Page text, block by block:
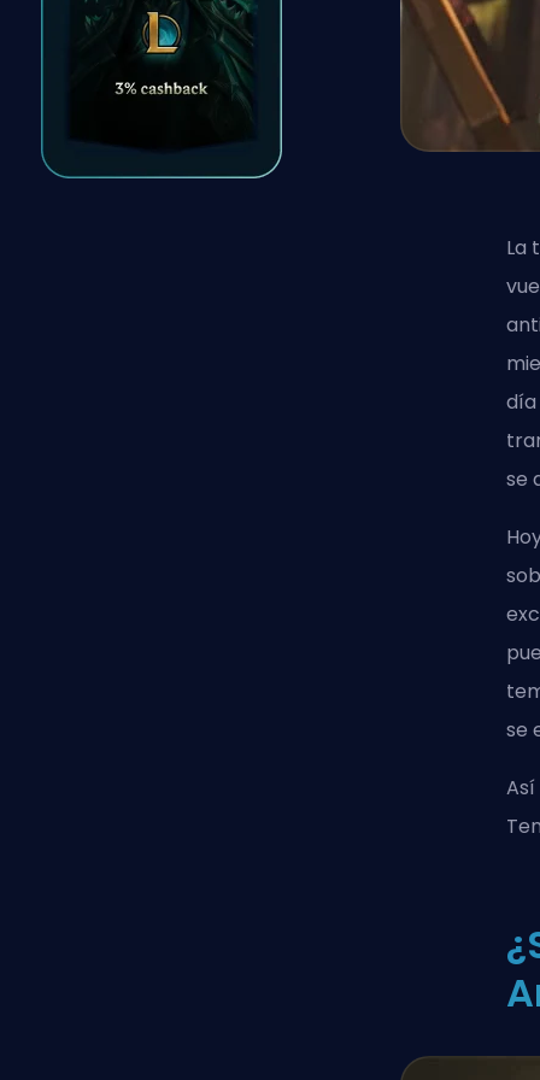
La
se
se